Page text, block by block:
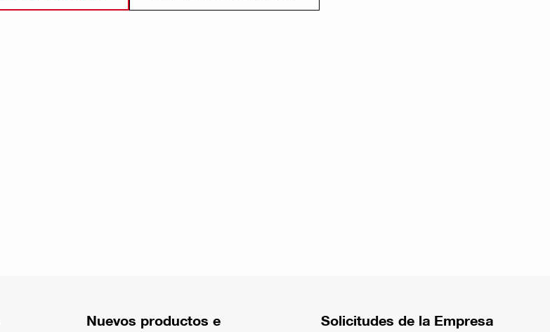
Nuevos productos e Solicitudes de la Empresa